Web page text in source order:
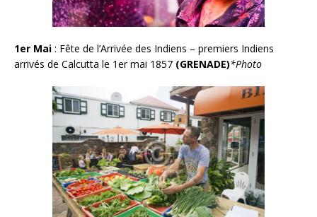
1er Mai : Fête de l’Arrivée des Indiens – premiers Indiens
arrivés de Calcutta le 1er mai 1857 (GRENADE)*Photo